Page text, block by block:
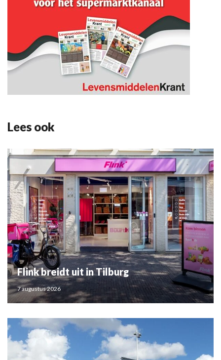
Lees ook
Flink breidt uit in Tilburg
7 augustus 2026